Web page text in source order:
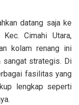
datang saja ke
Cimahi Utara,
kolam renang ini
sangat strategis. Di
fasilitas yang
lengkap seperti